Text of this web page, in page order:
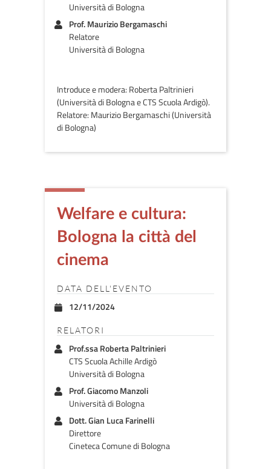
Università di Bologna
Prof. Maurizio Bergamaschi
Relatore
Università di Bologna
Introduce e modera: Roberta Paltrinieri
(Università di Bologna e CTS Scuola Ardigò).
Relatore: Maurizio Bergamaschi (Università
di Bologna)
Welfare e cultura:
Bologna la città del
cinema
DATA DELL'EVENTO
12/11/2024
RELATORI
Prof.ssa Roberta Paltrinieri
CTS Scuola Achille Ardigò
Università di Bologna
Prof. Giacomo Manzoli
Università di Bologna
Dott. Gian Luca Farinelli
Direttore
Cineteca Comune di Bologna